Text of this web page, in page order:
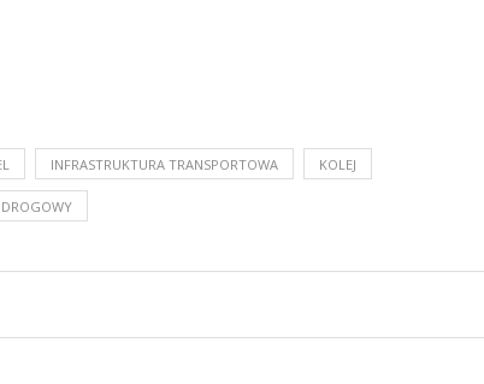
INFRASTRUKTURA TRANSPORTOWA KOLEJ